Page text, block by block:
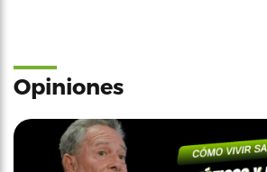
Opiniones